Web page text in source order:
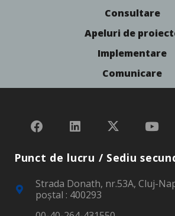
Consultare
Apeluri de
Implementare
Comunicare
Punct de lucru / Sediu
Strada Donath, nr.53A, Cluj-
poştal : 400293